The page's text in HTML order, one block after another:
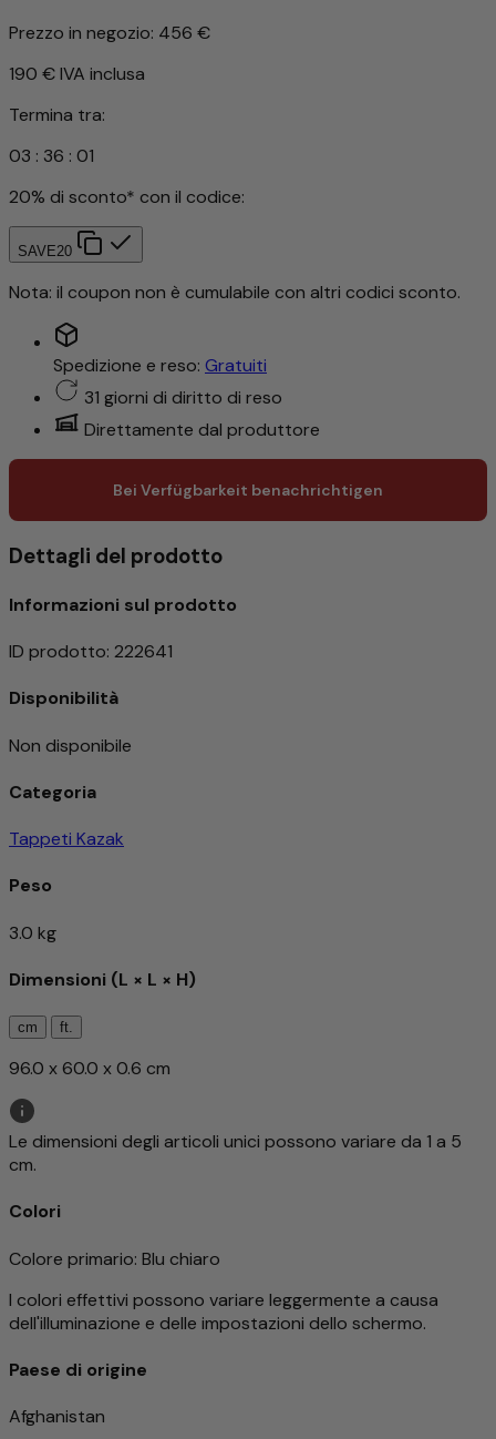
Prezzo in negozio: 456 €
190 €IVA inclusa
Termina tra:
03 : 35 : 58
20% di sconto* con il codice:
SAVE20
Nota: il coupon non è cumulabile con altri codici sconto.
Spedizione e reso: Gratuiti
31 giorni di diritto di reso
Direttamente dal produttore
Bei Verfügbarkeit benachrichtigen
Dettagli del prodotto
Informazioni sul prodotto
ID prodotto: 222641
Disponibilità
Non disponibile
Categoria
Tappeti Kazak
Peso
3.0 kg
Dimensioni (L × L × H)
cm ft.
96.0 x 60.0 x 0.6 cm
Le dimensioni degli articoli unici possono variare da 1 a 5
cm.
Colori
Colore primario: Blu chiaro
I colori effettivi possono variare leggermente a causa
dell'illuminazione e delle impostazioni dello schermo.
Paese di origine
Afghanistan